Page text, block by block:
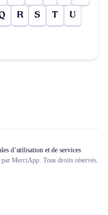
R S T U
d’utilisation et de services
MerciApp. Tous droits réservés.